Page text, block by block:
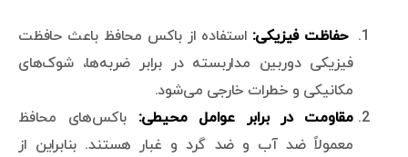
حفاظت فیزیکی: استفاده از باکس محافظ باعث حافظت
فیزیکی دوربین مداربسته در برابر ضربه‌ها، شوک‌های
مکانیکی و خطرات خارجی می‌شود.
مقاومت در برابر عوامل محیطی: باکس‌های محافظ
معمولاً ضد آب و ضد گرد و غبار هستند. بنابراین از